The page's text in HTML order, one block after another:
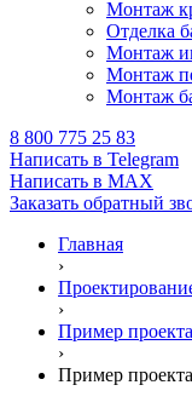
Монтаж
Отделка
Монтаж
Монтаж
Монтаж
8 800 775 25 83
Написать в Telegram
Написать в MAX
Заказать обратный
Главная
›
›
Пример проекта
›
Пример